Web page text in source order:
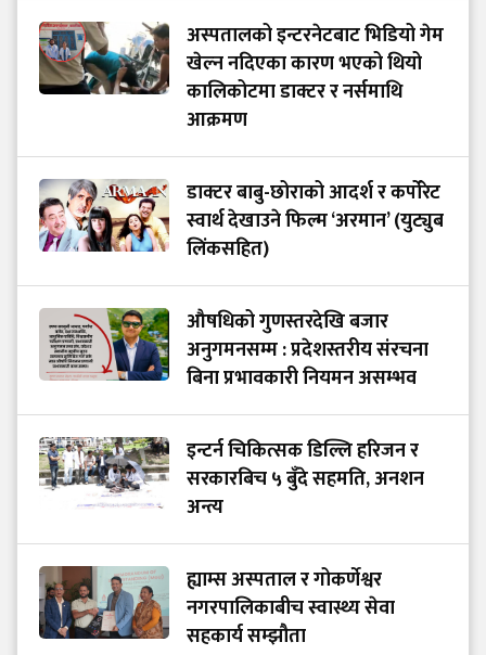
अस्पतालको इन्टरनेटबाट भिडियो गेम
खेल्न नदिएका कारण भएको थियो
कालिकोटमा डाक्टर र नर्समाथि
आक्रमण
डाक्टर बाबु-छोराको आदर्श र कर्पोरेट
स्वार्थ देखाउने फिल्म ‘अरमान’ (युट्युब
लिंकसहित)
औषधिको गुणस्तरदेखि बजार
अनुगमनसम्म : प्रदेशस्तरीय संरचना
बिना प्रभावकारी नियमन असम्भव
इन्टर्न चिकित्सक डिल्लि हरिजन र
सरकारबिच ५ बुँदे सहमति, अनशन
अन्त्य
ह्याम्स अस्पताल र गोकर्णेश्वर
नगरपालिकाबीच स्वास्थ्य सेवा
सहकार्य सम्झौता